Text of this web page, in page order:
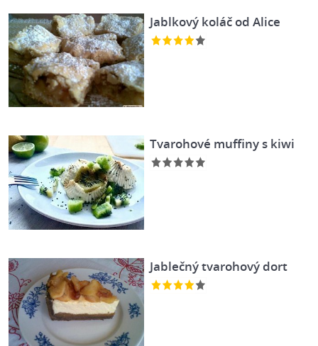
Jablkový koláč od Alice
Tvarohové muffiny s kiwi
Jablečný tvarohový dort